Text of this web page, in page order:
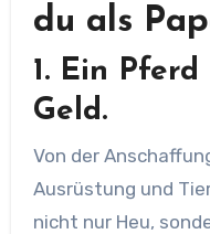
du als
1. Ein Pferd
Geld.
Von der
Ausrüstung und
nicht nur Heu,